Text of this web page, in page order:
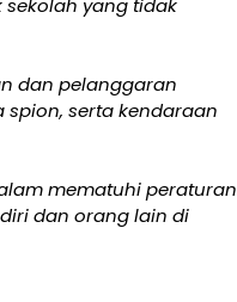
yang tidak
dan pelanggaran
serta kendaraan
mematuhi peraturan
dan orang lain di